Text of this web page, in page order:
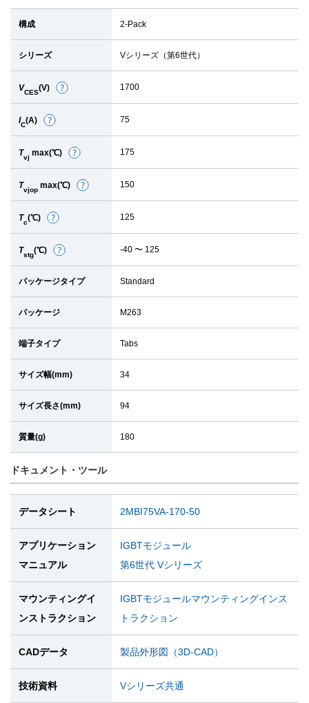
構成 2-Pack
シリーズ Vシリーズ（第6世代）
VCES(V)
詳
細
1700
IC(A)
詳
細
75
Tvj max(℃) 詳
細
175
Tvjop max(℃)
詳
細
150
Tc(℃)
詳
細
125
Tstg(℃)
詳
細
-40 〜 125
パッケージタイプ Standard
パッケージ M263
端子タイプ Tabs
サイズ幅(mm) 34
サイズ長さ(mm) 94
質量(g) 180
ドキュメント・ツール
データシート 2MBI75VA-170-50
アプリケーション
マニュアル
IGBTモジュール
第6世代 Vシリーズ
マウンティングイ
ンストラクション
IGBTモジュールマウンティングインス
トラクション
CADデータ 製品外形図（3D-CAD）
技術資料 Vシリーズ共通